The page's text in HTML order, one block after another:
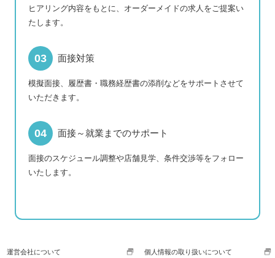
ヒアリング内容をもとに、オーダーメイドの求人をご提案い
たします。
面接対策
模擬面接、履歴書・職務経歴書の添削などをサポートさせて
いただきます。
面接～就業までのサポート
面接のスケジュール調整や店舗見学、条件交渉等をフォロー
いたします。
運営会社について 個人情報の取り扱いについて